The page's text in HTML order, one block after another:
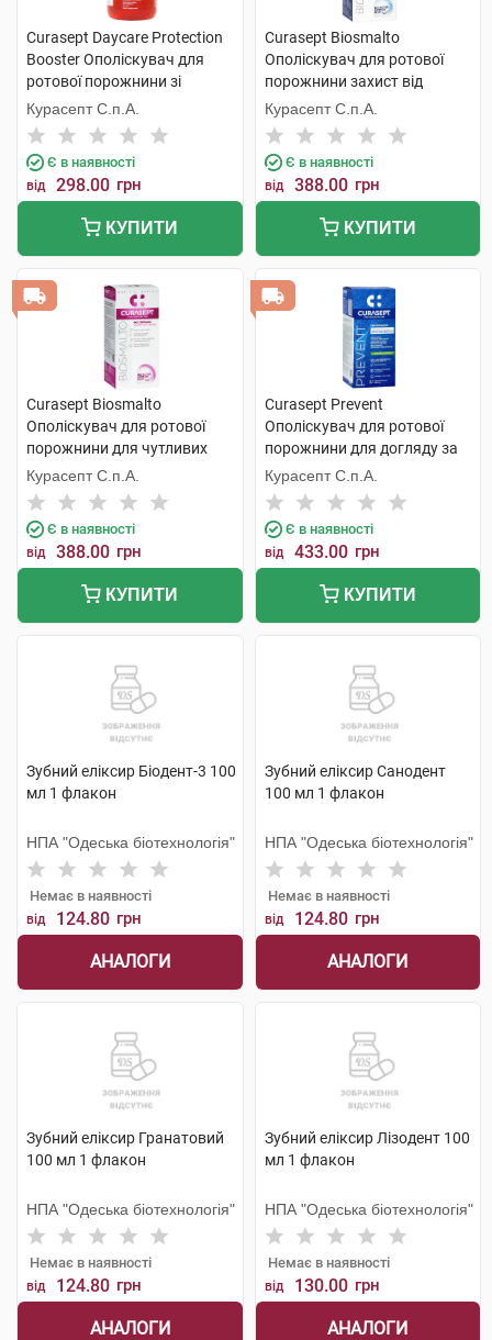
Curasept Daycare Protection
Booster Ополіскувач для
ротової порожнини зі
смаком фруктової сенсації
500 мл 1 флакон
Курасепт С.п.А.
Є в наявності
від 298.00 грн
КУПИТИ
Curasept Biosmalto
Ополіскувач для ротової
порожнини захист від
карієсу, абразії та ерозії 300
мл 1 флакон
Курасепт С.п.А.
Є в наявності
від 388.00 грн
КУПИТИ
Curasept Biosmalto
Ополіскувач для ротової
порожнини для чутливих
зубів 300 мл 1 флакон
Курасепт С.п.А.
Є в наявності
від 388.00 грн
КУПИТИ
Curasept Prevent
Ополіскувач для ротової
порожнини для догляду за
імплантами, профілактики
гінгівіту та пародонтиту 300
мл 1 флакон
Курасепт С.п.А.
Є в наявності
від 433.00 грн
КУПИТИ
Зубний еліксир Біодент-3 100
мл 1 флакон
НПА "Одеська біотехнологія"
Немає в наявності
від 124.80 грн
АНАЛОГИ
Зубний еліксир Санодент
100 мл 1 флакон
НПА "Одеська біотехнологія"
Немає в наявності
від 124.80 грн
АНАЛОГИ
Зубний еліксир Гранатовий
100 мл 1 флакон
НПА "Одеська біотехнологія"
Немає в наявності
від 124.80 грн
АНАЛОГИ
Зубний еліксир Лізодент 100
мл 1 флакон
НПА "Одеська біотехнологія"
Немає в наявності
від 130.00 грн
АНАЛОГИ